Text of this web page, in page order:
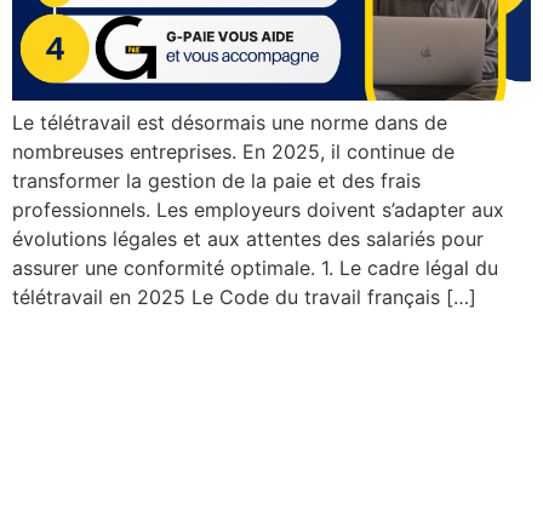
Le télétravail est désormais une norme dans de
nombreuses entreprises. En 2025, il continue de
transformer la gestion de la paie et des frais
professionnels. Les employeurs doivent s’adapter aux
évolutions légales et aux attentes des salariés pour
assurer une conformité optimale. 1. Le cadre légal du
télétravail en 2025 Le Code du travail français […]